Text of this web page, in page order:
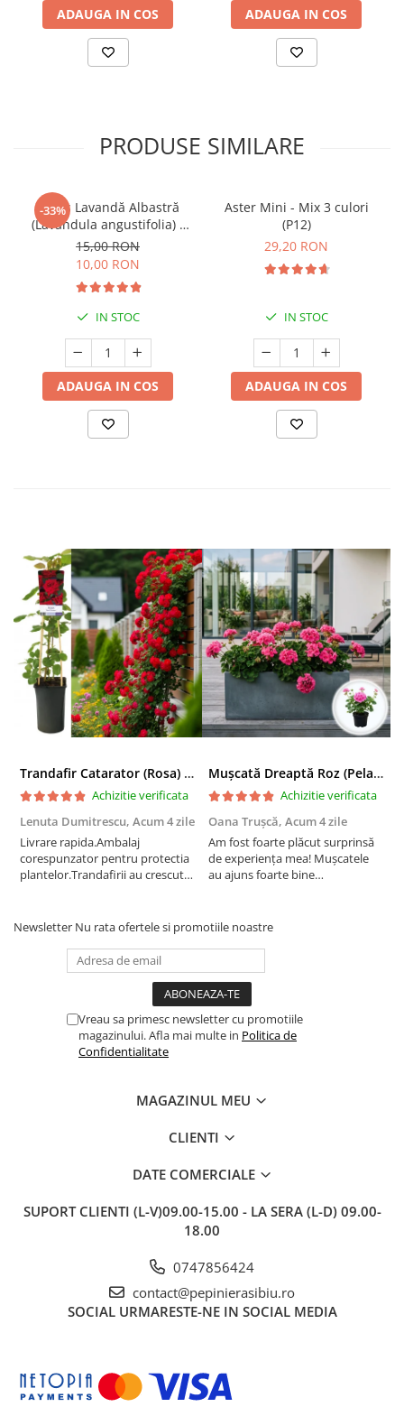
ADAUGA IN COS ADAUGA IN COS
PRODUSE SIMILARE
-33%
Butaș Lavandă Albastră
(Lavandula angustifolia) -
Înrădăcinat
15,00 RON
10,00 RON
IN STOC
ADAUGA IN COS
Aster Mini - Mix 3 culori
(P12)
29,20 RON
IN STOC
ADAUGA IN COS
Trandafir Catarator (Rosa) Red Climber - 75cm
Achizitie verificata
Lenuta Dumitrescu, Acum 4 zile
Livrare rapida.Ambalaj
corespunzator pentru protectia
plantelor.Trandafirii au crescut
Mușcată Dreaptă Roz (Pelargonium Zonale)
Achizitie verificata
Oana Trușcă, Acum 4 zile
Am fost foarte plăcut surprinsă
de experiența mea! Mușcatele
au ajuns foarte bine
transportului. Se vede că au fost
Newsletter Nu rata ofertele si promotiile noastre
Vreau sa primesc newsletter cu promotiile
magazinului. Afla mai multe in Politica de
Confidentialitate
MAGAZINUL MEU
CLIENTI
DATE COMERCIALE
SUPORT CLIENTI (L-V)09.00-15.00 - LA SERA (L-D) 09.00-
18.00
0747856424
contact@pepinierasibiu.ro
SOCIAL URMARESTE-NE IN SOCIAL MEDIA